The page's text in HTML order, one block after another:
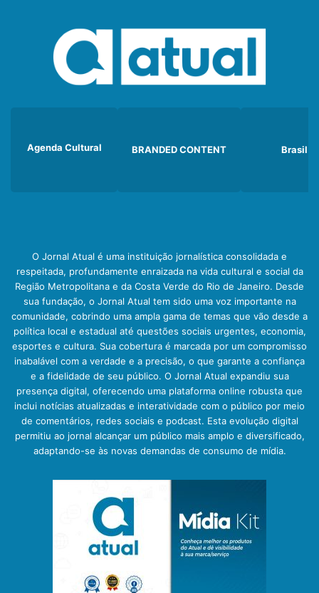
Agenda Cultural BRANDED CONTENT Brasil
O Jornal Atual é uma instituição jornalística consolidada e
respeitada, profundamente enraizada na vida cultural e social da
Região Metropolitana e da Costa Verde do Rio de Janeiro. Desde
sua fundação, o Jornal Atual tem sido uma voz importante na
comunidade, cobrindo uma ampla gama de temas que vão desde a
política local e estadual até questões sociais urgentes, economia,
esportes e cultura. Sua cobertura é marcada por um compromisso
inabalável com a verdade e a precisão, o que garante a confiança
e a fidelidade de seu público. O Jornal Atual expandiu sua
presença digital, oferecendo uma plataforma online robusta que
inclui notícias atualizadas e interatividade com o público por meio
de comentários, redes sociais e podcast. Esta evolução digital
permitiu ao jornal alcançar um público mais amplo e diversificado,
adaptando-se às novas demandas de consumo de mídia.